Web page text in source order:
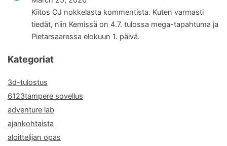
Kiitos OJ nokkelasta kommentista. Kuten varmasti
tiedät, niin Kemissä on 4.7. tulossa mega-tapahtuma ja
Pietarsaaressa elokuun 1. päivä.
Kategoriat
3d-tulostus
6123tampere sovellus
adventure lab
ajankohtaista
aloittelijan opas